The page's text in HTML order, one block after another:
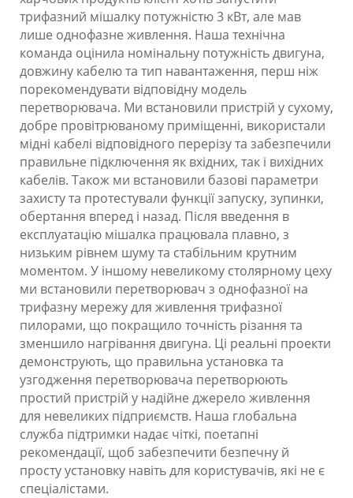
трифазний мішалку потужністю 3 кВт, але мав
лише однофазне живлення. Наша технічна
команда оцінила номінальну потужність двигуна,
довжину кабелю та тип навантаження, перш ніж
порекомендувати відповідну модель
перетворювача. Ми встановили пристрій у сухому,
добре провітрюваному приміщенні, використали
мідні кабелі відповідного перерізу та забезпечили
правильне підключення як вхідних, так і вихідних
кабелів. Також ми встановили базові параметри
захисту та протестували функції запуску, зупинки,
обертання вперед і назад. Після введення в
експлуатацію мішалка працювала плавно, з
низьким рівнем шуму та стабільним крутним
моментом. У іншому невеликому столярному цеху
ми встановили перетворювач з однофазної на
трифазну мережу для живлення трифазної
пилорами, що покращило точність різання та
зменшило нагрівання двигуна. Ці реальні проекти
демонструють, що правильна установка та
узгодження перетворювача перетворюють
простий пристрій у надійне джерело живлення
для невеликих підприємств. Наша глобальна
служба підтримки надає чіткі, поетапні
рекомендації, щоб забезпечити безпечну й
просту установку навіть для користувачів, які не є
спеціалістами.